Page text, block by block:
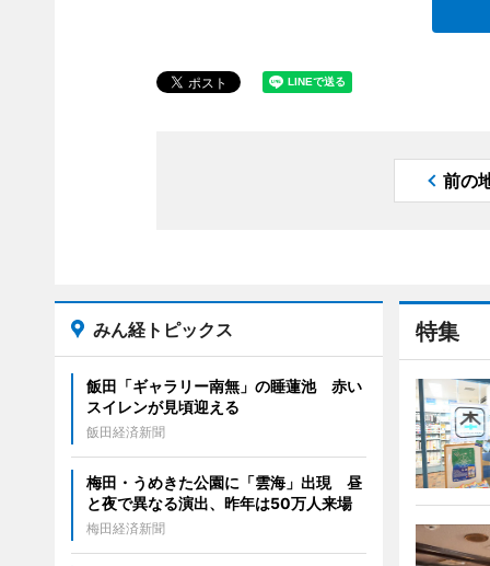
前の
特集
みん経トピックス
飯田「ギャラリー南無」の睡蓮池 赤い
スイレンが見頃迎える
飯田経済新聞
梅田・うめきた公園に「雲海」出現 昼
と夜で異なる演出、昨年は50万人来場
梅田経済新聞